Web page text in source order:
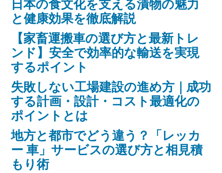
め
る
た
め
に
知
っ
て
お
高
る
た
め
知
っ
お
き
た
日本の食文化を支える漬物の魅力
と健康効果を徹底解説
【家畜運搬車の選び方と最新トレ
ンド】安全で効率的な輸送を実現
するポイント
失敗しない工場建設の進め方｜成功
する計画・設計・コスト最適化の
ポイントとは
地方と都市でどう違う？「レッカ
ー 車」サービスの選び方と相見積
もり術